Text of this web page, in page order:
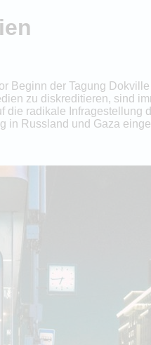
Beginn der Tagung
zu diskreditieren, sind
radikale Infragestellung
in Russland und Gaza